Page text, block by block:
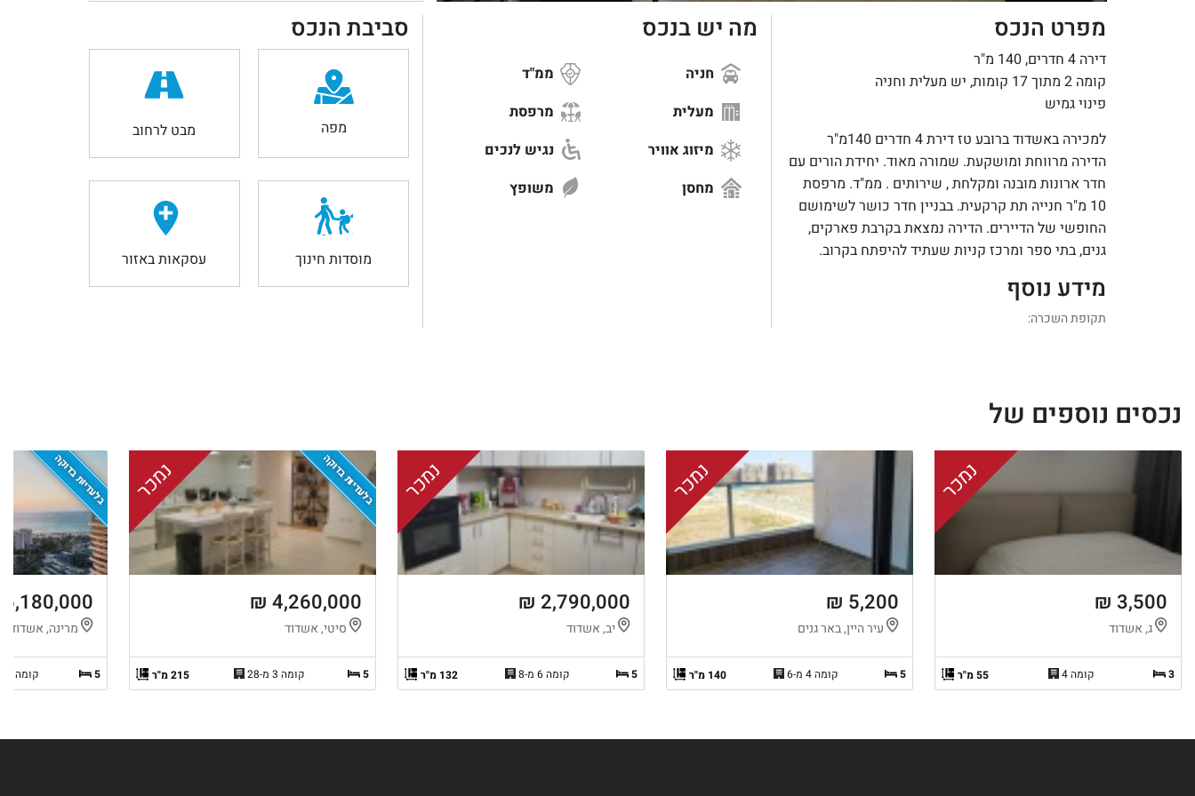
מפרט הנכס
דירה 4 חדרים, 140 מ"ר
קומה 2 מתוך 17 קומות, יש מעלית וחניה
פינוי גמיש
למכירה באשדוד ברובע טז דירת 4 חדרים 140מ"ר
הדירה מרווחת ומושקעת. שמורה מאוד. יחידת הורים עם
חדר ארונות מובנה ומקלחת , שירותים . ממ"ד. מרפסת
10 מ"ר חנייה תת קרקעית. בבניין חדר כושר לשימושם
החופשי של הדיירים. הדירה נמצאת בקרבת פארקים,
גנים, בתי ספר ומרכז קניות שעתיד להיפתח בקרוב.
מידע נוסף
תקופת השכרה:
מה יש בנכס
חניה
ממ"ד
מעלית
מרפסת
מיזוג אוויר
נגיש לנכים
מחסן
משופץ
סביבת הנכס
מפה מבט לרחוב
מוסדות חינוך עסקאות באזור
נכסים נוספים של
נמכר
3,500 ₪
ג, אשדוד
3 קומה 4 55 מ"ר
נמכר
5,200 ₪
עיר היין, באר גנים
5 קומה 4 מ-6 140 מ"ר
נמכר
2,790,000 ₪
יב, אשדוד
5 קומה 6 מ-8 132 מ"ר
בלעדיות בדוקה נמכר
4,260,000 ₪
סיטי, אשדוד
5 קומה 3 מ-28 215 מ"ר
בלעדיות בדוקה
6,180,000 ₪
מרינה, אשדוד
5 קומה 16 מ-17